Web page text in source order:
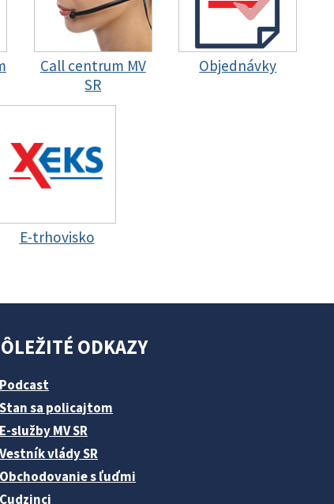
Call centrum MV
SR
Objednávky
E-trhovisko
ODKAZY
Podcast
Stan sa policajtom
E-služby MV SR
Vestník vlády SR
Obchodovanie s ľuďmi
Cudzinci